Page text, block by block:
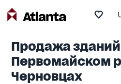
Продажа
Первомайском
Черновцах